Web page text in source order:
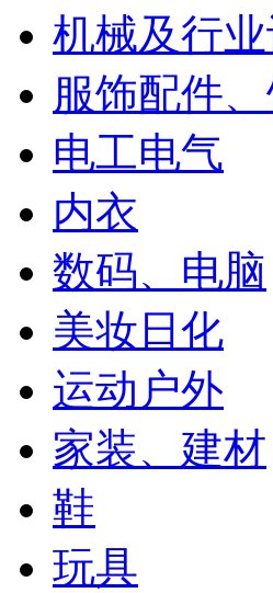
机械及行
服饰配件
电工电气
内衣
数码、电脑
美妆日化
运动户外
家装、建材
鞋
玩具